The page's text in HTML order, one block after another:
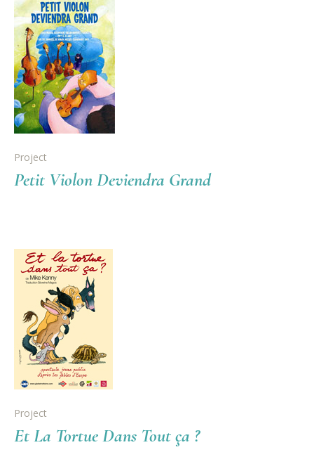
Project
Petit Violon Deviendra Grand
Project
Et La Tortue Dans Tout ça ?